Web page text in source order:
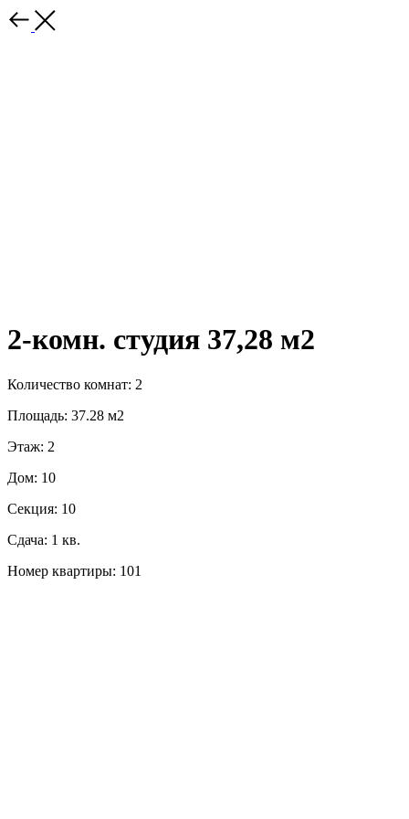
2-комн. студия 37,28 м2
Количество комнат: 2
Площадь: 37.28 м2
Этаж: 2
Дом: 10
Секция: 10
Сдача: 1 кв.
Номер квартиры: 101